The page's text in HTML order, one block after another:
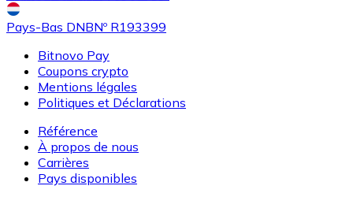
AcheterEthereum Classic
ETC
Pays-Bas DNBNº R193399
Bitnovo Pay
Coupons crypto
Mentions légales
Politiques et Déclarations
Référence
À propos de nous
Carrières
Pays disponibles